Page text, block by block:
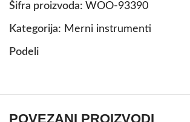
Šifra proizvoda: WOO-93390
Kategorija: Merni instrumenti
Podeli
POVEZANI PROIZVODI